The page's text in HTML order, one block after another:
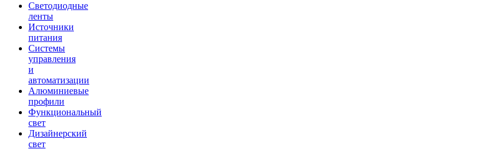
Светодиодные
ленты
Источники
питания
Системы
управления
и
автоматизации
Алюминиевые
профили
Функциональный
свет
Дизайнерский
свет